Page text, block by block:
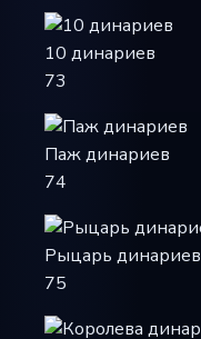
10 динариев
73
Паж динариев
74
Рыцарь динариев
75